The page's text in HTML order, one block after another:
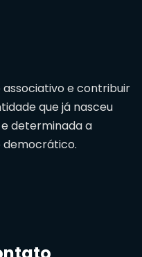
e contribuir
que já nasceu
determinada a